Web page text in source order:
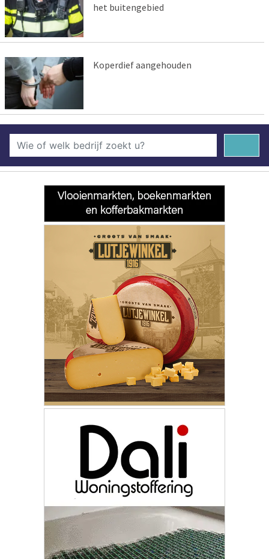
het buitengebied
Koperdief aangehouden